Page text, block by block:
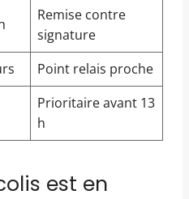
Remise contre
signature
Point relais proche
Prioritaire avant 13
h
est en